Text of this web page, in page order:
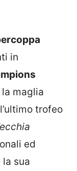
in
maglia
trofeo
ed
sua